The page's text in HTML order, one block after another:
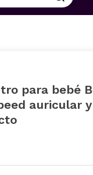
para bebé
auricular